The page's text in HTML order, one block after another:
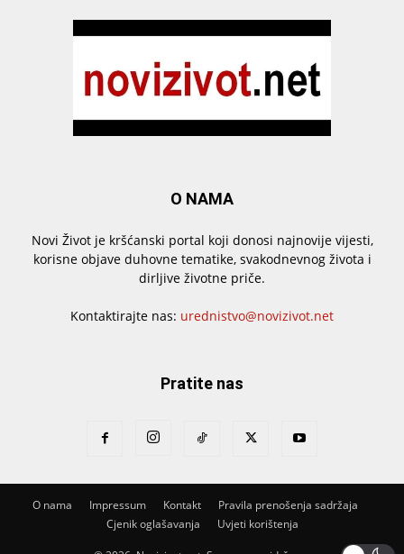
O NAMA
Novi Život je kršćanski portal koji donosi najnovije vijesti,
korisne objave duhovne tematike, svakodnevnog života i
dirljive životne priče.
Kontaktirajte nas: urednistvo@novizivot.net
Pratite nas
O nama Impressum Kontakt
Pravila prenošenja sadržaja
Cjenik oglašavanja
Uvjeti korištenja